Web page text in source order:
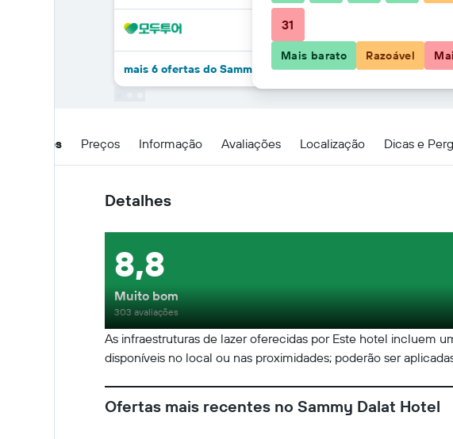
mais 6 ofertas do Sammy Dalat Hotel
Detalhes Preços Informação Avaliações Localização Dicas e
Detalhes
As infraestruturas de lazer oferecidas por Este hotel incluem
disponíveis no local ou nas proximidades; poderão ser
8,8
Muito bom
303 avaliações
Ofertas mais recentes no Sammy Dalat Hotel
31
Mais barato Razoável